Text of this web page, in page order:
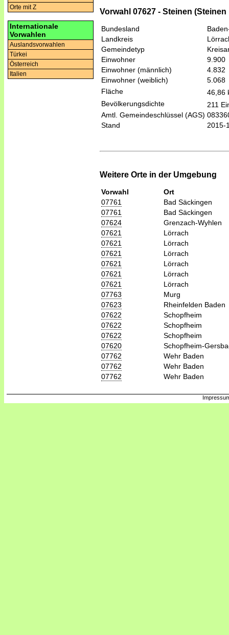
Orte mit Z
Internationale
Vorwahlen
Auslandsvorwahlen
Türkei
Österreich
Italien
Vorwahl 07627 - Steinen
Bundesland
Landkreis
Gemeindetyp
Einwohner
9.900
Einwohner (männlich)
4.832
Einwohner (weiblich)
5.068
Fläche
46,86
Bevölkerungsdichte
211
Amtl. Gemeindeschlüssel (AGS)
Stand
2015-
Weitere Orte in der Umgebung
Vorwahl
Ort
07761
Bad Säckingen
07761
Bad Säckingen
07624
Grenzach-Wyhlen
07621
Lörrach
07621
Lörrach
07621
Lörrach
07621
Lörrach
07621
Lörrach
07621
Lörrach
07763
Murg
07623
Rheinfelden Baden
07622
Schopfheim
07622
Schopfheim
07622
Schopfheim
07620
Schopfheim-
07762
Wehr Baden
07762
Wehr Baden
07762
Wehr Baden